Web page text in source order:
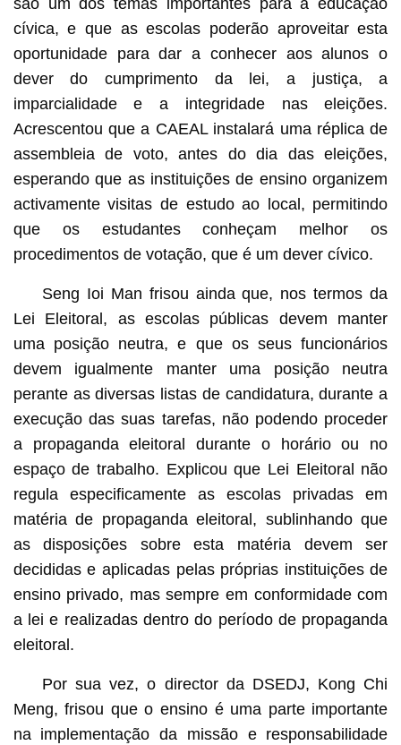
são um dos temas importantes para a educação
cívica, e que as escolas poderão aproveitar esta
oportunidade para dar a conhecer aos alunos o
dever do cumprimento da lei, a justiça, a
imparcialidade e a integridade nas eleições.
Acrescentou que a CAEAL instalará uma réplica de
assembleia de voto, antes do dia das eleições,
esperando que as instituições de ensino organizem
activamente visitas de estudo ao local, permitindo
que os estudantes conheçam melhor os
procedimentos de votação, que é um dever cívico.
Seng Ioi Man frisou ainda que, nos termos da
Lei Eleitoral, as escolas públicas devem manter
uma posição neutra, e que os seus funcionários
devem igualmente manter uma posição neutra
perante as diversas listas de candidatura, durante a
execução das suas tarefas, não podendo proceder
a propaganda eleitoral durante o horário ou no
espaço de trabalho. Explicou que Lei Eleitoral não
regula especificamente as escolas privadas em
matéria de propaganda eleitoral, sublinhando que
as disposições sobre esta matéria devem ser
decididas e aplicadas pelas próprias instituições de
ensino privado, mas sempre em conformidade com
a lei e realizadas dentro do período de propaganda
eleitoral.
Por sua vez, o director da DSEDJ, Kong Chi
Meng, frisou que o ensino é uma parte importante
na implementação da missão e responsabilidade